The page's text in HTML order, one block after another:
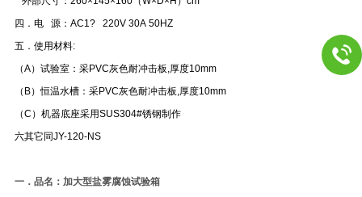
四．电 源：AC1? 220V 30A 50HZ
五．使用材料:
（A）试验室：采PVC灰色耐冲击板,厚度10mm
（B）恒温水槽：采PVC灰色耐冲击板,厚度10mm
（C） 机器底座采用SUS304#锈钢制作
六其它同JY-120-NS
一． 品名：加大型盐雾腐蚀试验箱